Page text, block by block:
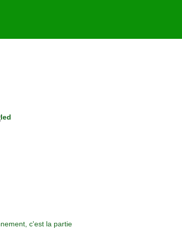
c'est la partie